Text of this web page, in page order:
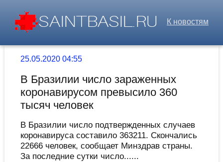
К новостям
25.05.2020 04:55
В Бразилии число зараженных
коронавирусом превысило 360
тысяч человек
В Бразилии число подтвержденных случаев
коронавируса составило 363211. Скончались
22666 человек, сообщает Минздрав страны.
За последние сутки число......